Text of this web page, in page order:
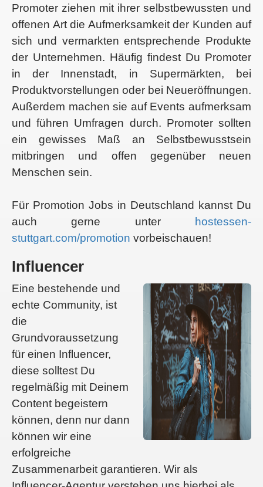
Promoter ziehen mit ihrer selbstbewussten und
offenen Art die Aufmerksamkeit der Kunden auf
sich und vermarkten entsprechende Produkte
der Unternehmen. Häufig findest Du Promoter
in der Innenstadt, in Supermärkten, bei
Produktvorstellungen oder bei Neueröffnungen.
Außerdem machen sie auf Events aufmerksam
und führen Umfragen durch. Promoter sollten
ein gewisses Maß an Selbstbewusstsein
mitbringen und offen gegenüber neuen
Menschen sein.
Für Promotion Jobs in Deutschland kannst Du
auch gerne unter
hostessen-
stuttgart.com/promotion vorbeischauen!
Influencer
Eine bestehende und
echte Community, ist
die
Grundvoraussetzung
für einen Influencer,
diese solltest Du
regelmäßig mit Deinem
Content begeistern
können, denn nur dann
können wir eine
erfolgreiche
Zusammenarbeit garantieren. Wir als